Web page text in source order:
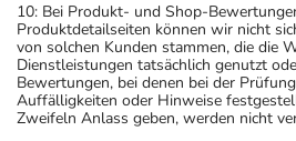
10: Bei Produkt- und Shop-
Produktdetailseiten können wir nicht
von solchen Kunden stammen, die die
Dienstleistungen tatsächlich genutzt
Bewertungen, bei denen bei der
Auffälligkeiten oder Hinweise
Zweifeln Anlass geben, werden nicht